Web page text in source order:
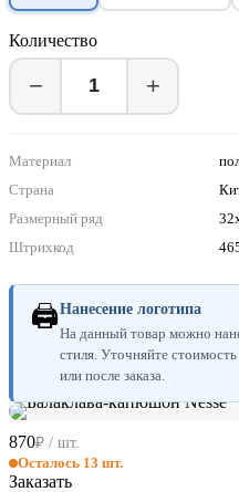
Количество
− +
Материал
Страна
Размерный ряд
Штрихкод
🖨Нанесение логотипа
На данный товар можно
стиля. Уточняйте
или после заказа.
870₽ / шт.
Осталось 13 шт.
Заказать